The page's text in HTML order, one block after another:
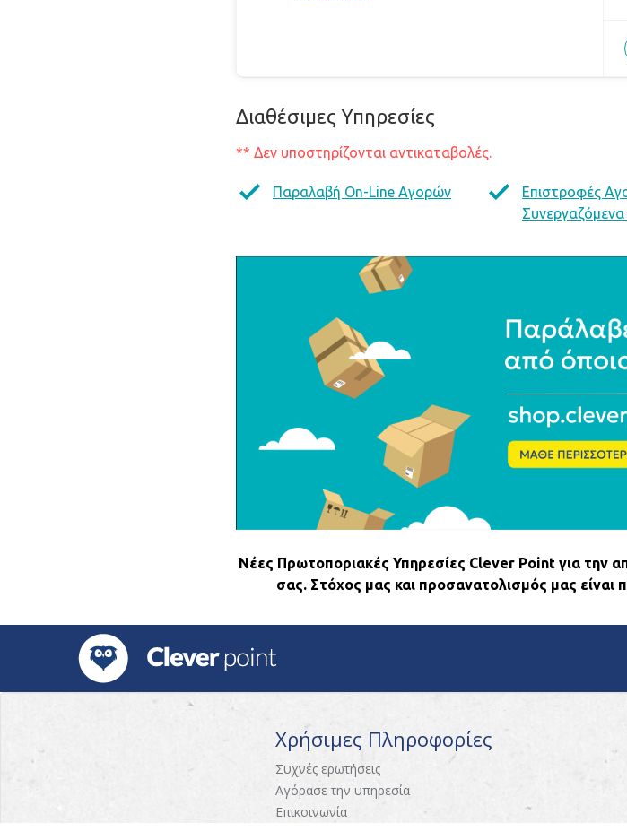
Διαθέσιμες Υπηρεσίες
** Δεν υποστηρίζονται αντικαταβολές.
Παραλαβή On-Line Αγορών
Επιστροφές
Νέες Πρωτοποριακές Υπηρεσίες Clever Point για την
σας. Στόχος μας και προσανατολισμός μας είναι
Χρήσιμες Πληροφορίες
Συχνές ερωτήσεις
Αγόρασε την υπηρεσία
Επικοινωνία